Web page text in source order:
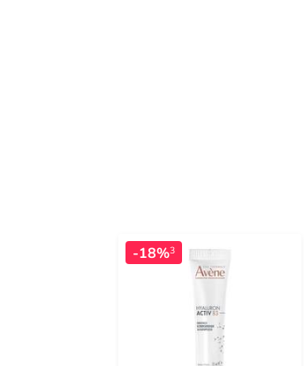
-18%3